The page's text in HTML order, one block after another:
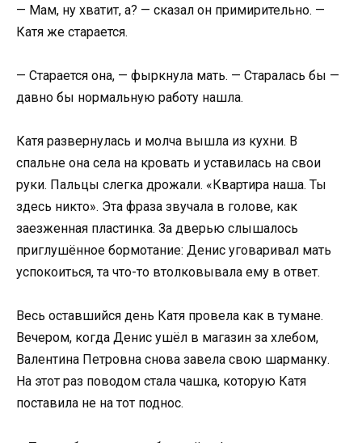
— Мам, ну хватит, а? — сказал он примирительно. —
Катя же старается.
— Старается она, — фыркнула мать. — Старалась бы —
давно бы нормальную работу нашла.
Катя развернулась и молча вышла из кухни. В
спальне она села на кровать и уставилась на свои
руки. Пальцы слегка дрожали. «Квартира наша. Ты
здесь никто». Эта фраза звучала в голове, как
заезженная пластинка. За дверью слышалось
приглушённое бормотание: Денис уговаривал мать
успокоиться, та что-то втолковывала ему в ответ.
Весь оставшийся день Катя провела как в тумане.
Вечером, когда Денис ушёл в магазин за хлебом,
Валентина Петровна снова завела свою шарманку.
На этот раз поводом стала чашка, которую Катя
поставила не на тот поднос.